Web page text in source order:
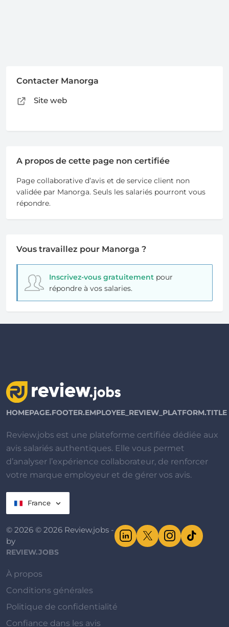
Contacter Manorga
Site web
A propos de cette page non certifiée
Page collaborative d’avis et de service client non
validée par Manorga. Seuls les salariés pourront vous
répondre.
Vous travaillez pour Manorga ?
Inscrivez-vous gratuitementpour
répondre à vos salaries.
HOMEPAGE.FOOTER.EMPLOYEE_REVIEW_PLATFORM.TITLE
Review.jobs est une plateforme certifiée dédiée aux
avis salariés authentiques. Elle vous permet
d’analyser l’expérience collaborateur, de renforcer
votre marque employeur et de gérer vos avis.
France
© 2026 © 2026 Review.jobs -
by
REVIEW.JOBS
À propos
Conditions générales
Politique de confidentialité
Confiance dans les avis